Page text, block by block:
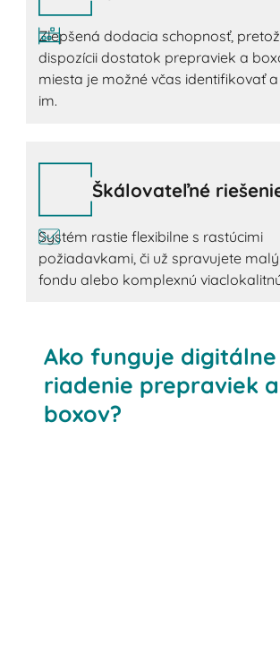
Zlepšená dodacia schopnosť,
dispozícii dostatok prepraviek a
miesta je možné včas identifikovať
im.
Škálovateľné
Systém rastie flexibilne s rastúcimi
požiadavkami, či už spravujete
fondu alebo komplexnú
Ako funguje digitálne
riadenie prepraviek a
boxov?